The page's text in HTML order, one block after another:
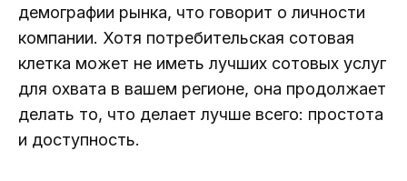
демографии рынка, что говорит о личности
компании. Хотя потребительская сотовая
клетка может не иметь лучших сотовых услуг
для охвата в вашем регионе, она продолжает
делать то, что делает лучше всего: простота
и доступность.